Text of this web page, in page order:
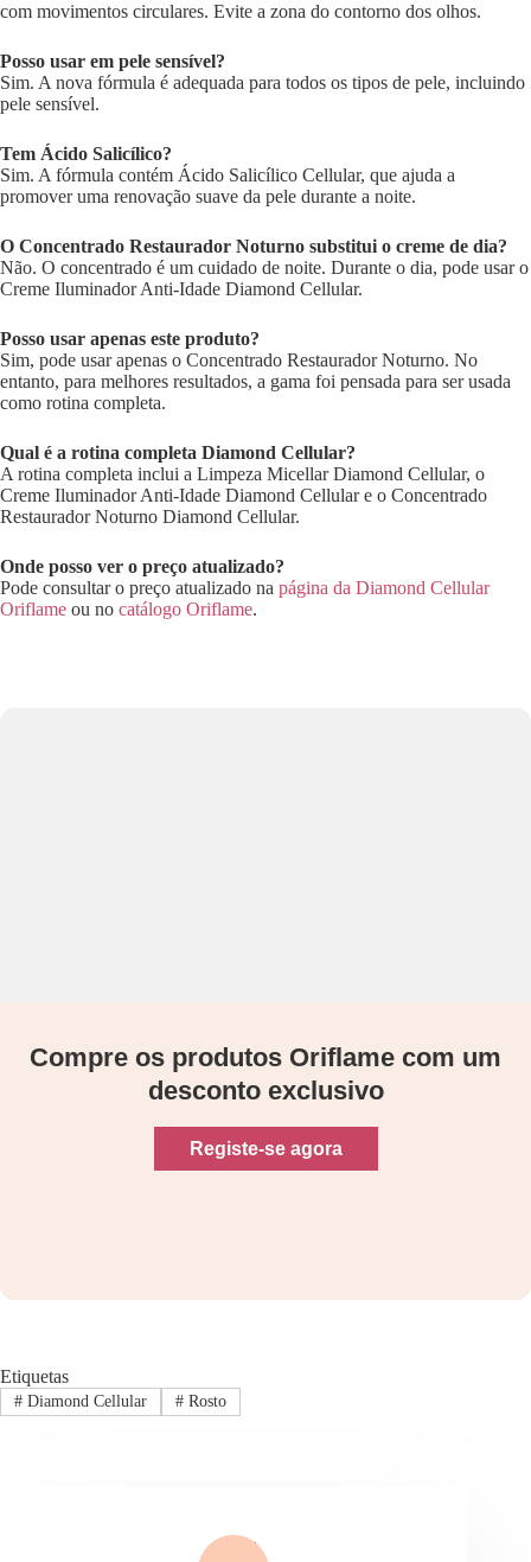
com movimentos circulares. Evite a zona do contorno dos olhos.
Posso usar em pele sensível?
Sim. A nova fórmula é adequada para todos os tipos de pele, incluindo
pele sensível.
Tem Ácido Salicílico?
Sim. A fórmula contém Ácido Salicílico Cellular, que ajuda a
promover uma renovação suave da pele durante a noite.
O Concentrado Restaurador Noturno substitui o creme de dia?
Não. O concentrado é um cuidado de noite. Durante o dia, pode usar o
Creme Iluminador Anti-Idade Diamond Cellular.
Posso usar apenas este produto?
Sim, pode usar apenas o Concentrado Restaurador Noturno. No
entanto, para melhores resultados, a gama foi pensada para ser usada
como rotina completa.
Qual é a rotina completa Diamond Cellular?
A rotina completa inclui a Limpeza Micellar Diamond Cellular, o
Creme Iluminador Anti-Idade Diamond Cellular e o Concentrado
Restaurador Noturno Diamond Cellular.
Onde posso ver o preço atualizado?
Pode consultar o preço atualizado na página da Diamond Cellular
Oriflame ou no catálogo Oriflame.
Compre os produtos Oriflame com um
desconto exclusivo
Registe-se agora
Etiquetas
#Diamond Cellular #Rosto